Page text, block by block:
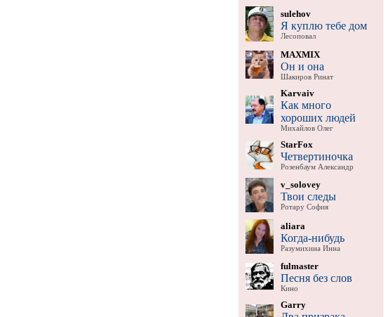
sulehov
Я куплю тебе дом
Лесоповал
MAXMIX
Он и она
Шакиров Ринат
Karvaiv
Как много
хороших людей
Михайлов Олег
StarFox
Четвертиночка
Розенбаум Александр
v_solovey
Твои следы
Ротару София
aliara
Когда-нибудь
Разумихина Инна
fulmaster
Песня без слов
Кино
Garry